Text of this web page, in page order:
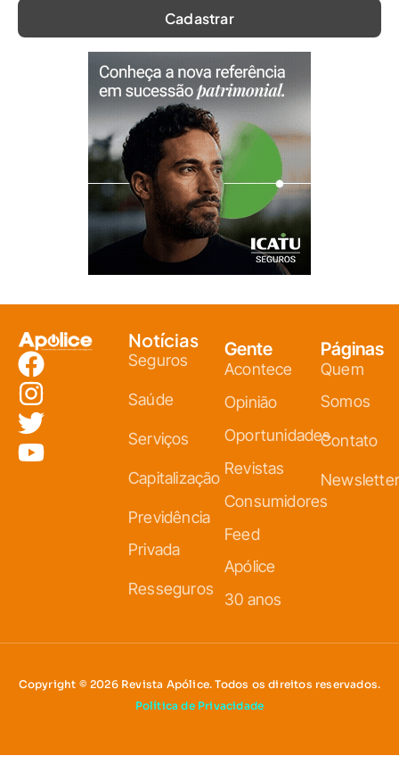
Notícias
Seguros
Saúde
Serviços
Capitalização
Previdência
Privada
Resseguros
Gente
Acontece
Opinião
Oportunidades
Revistas
Consumidores
Feed
Apólice
30 anos
Páginas
Quem
Somos
Contato
Newsletter
Copyright © 2026 Revista Apólice. Todos os direitos reservados.
Política de Privacidade